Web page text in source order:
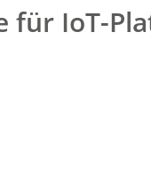
für IoT-